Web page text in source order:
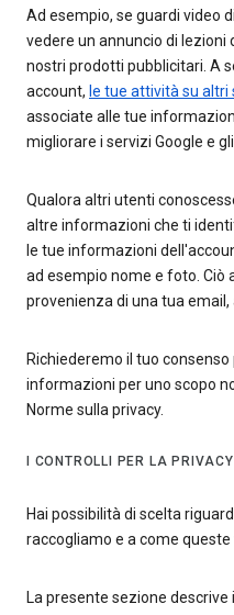
Ad esempio, se guardi video
vedere un annuncio di lezioni
nostri prodotti pubblicitari. A
account, le tue attività su altri
associate alle tue
migliorare i servizi Google e
Qualora altri utenti
altre informazioni che ti
le tue informazioni
ad esempio nome e foto. Ciò
provenienza di una tua email,
Richiederemo il tuo
informazioni per uno scopo
Norme sulla privacy.
I CONTROLLI PER LA
Hai possibilità di scelta
raccogliamo e a come
La presente sezione